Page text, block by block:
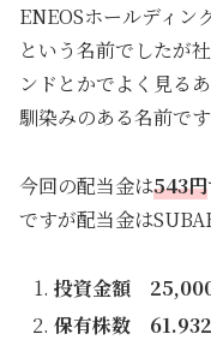
ENEOSホールディン
という名前でしたが
ンドとかでよく見る
馴染みのある名前で
今回の配当金は543円
ですが配当金は
投資金額
保有株数